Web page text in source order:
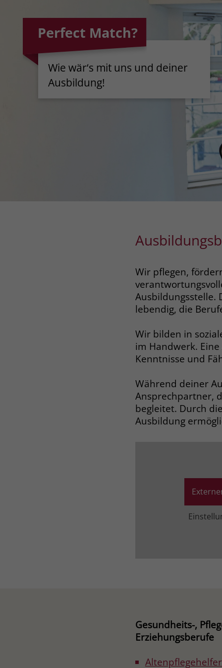
Perfect Match?
Wie wär‘s mit uns und deiner
Ausbildung!
Wir pflegen,
Ausbildungsstelle.
lebendig, die
Wir bilden in
im Handwerk.
Kenntnisse und
Während deiner
Ansprechpartner,
begleitet. Durch
Ausbildung
Gesundheits-,
Erziehungsberufe